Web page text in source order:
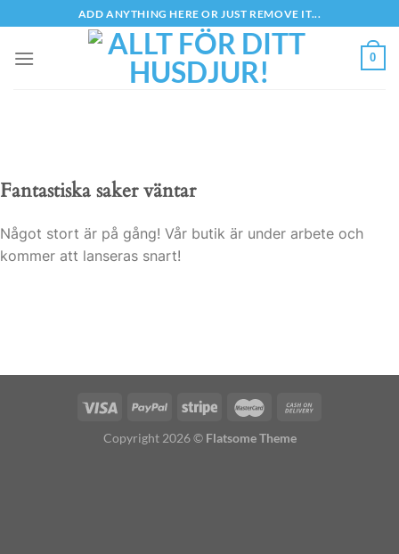
to
content
ADD ANYTHING HERE OR JUST REMOVE IT...
0
Fantastiska saker väntar
Något stort är på gång! Vår butik är under arbete och
kommer att lanseras snart!
Copyright 2026 © Flatsome Theme